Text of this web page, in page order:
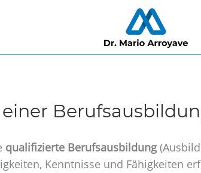
qualifizierte Berufsausbildung
Kenntnisse und Fähigkeiten